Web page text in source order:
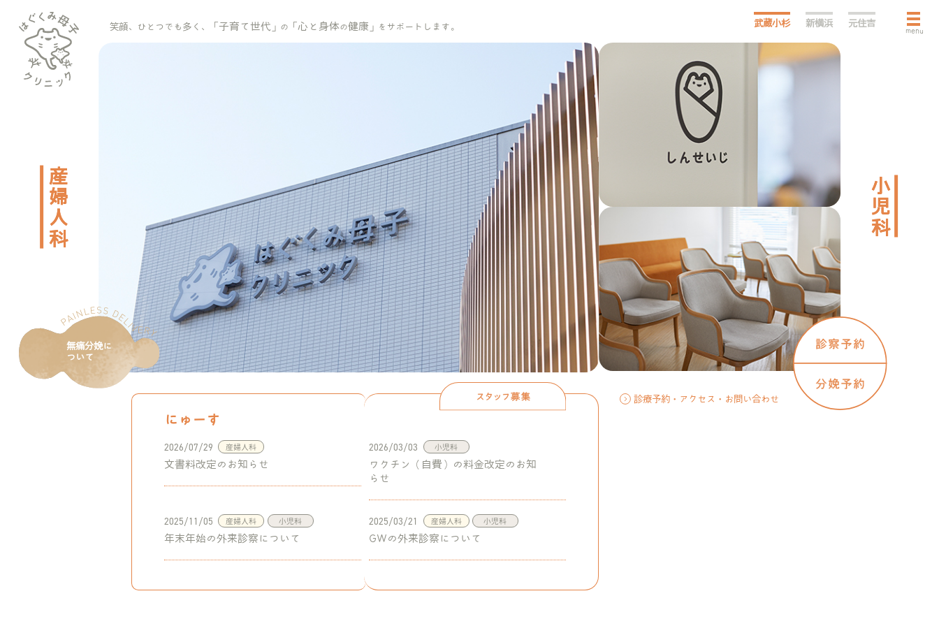
笑顔、ひとつでも多く、「 子育て世代 」 の 「 心と身体の健康 」 を サポートします。 武蔵小杉 新横浜 元住吉
menu
大切にしていること
はぐくみの医療
はぐくみのホスピタリティ
院長メッセージ
はぐくみの紹介動画
はぐくみの施設基準
診療予約・アクセス・お問い合わせ FAQ
産婦人科 入院のご案内
お産について
外来について
はじめての方へ
産婦人科トップ 武蔵小杉
新横浜 小児科
予防接種
診察・健診について
はじめての方へ
小児科トップ
武蔵小杉
新横浜
産婦人科 小児科
にゅーす
2026/07/29 産婦人科
文書料改定のお知らせ
2026/03/03 小児科
ワクチン（自費）の料金改定のお知
らせ
2025/11/05 産婦人科 小児科
年末年始の外来診察について
2025/03/21 産婦人科 小児科
GWの外来診察について
診療予約・アクセス・お問い合わせ
無痛分娩に
ついて